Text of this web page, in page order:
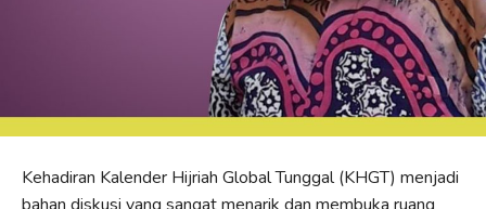
Kehadiran Kalender Hijriah Global Tunggal (KHGT) menjadi
bahan diskusi yang sangat menarik dan membuka ruang